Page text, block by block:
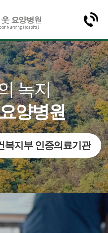
녹지
양병원
복지부 인증의료기관